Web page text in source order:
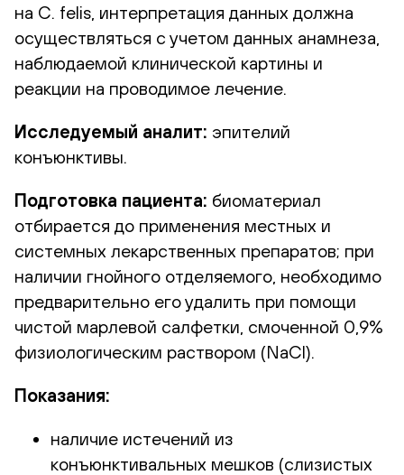
на C. felis, интерпретация данных должна
осуществляться с учетом данных анамнеза,
наблюдаемой клинической картины и
реакции на проводимое лечение.
Исследуемый аналит: эпителий
конъюнктивы.
Подготовка пациента: биоматериал
отбирается до применения местных и
системных лекарственных препаратов; при
наличии гнойного отделяемого, необходимо
предварительно его удалить при помощи
чистой марлевой салфетки, смоченной 0,9%
физиологическим раствором (NaCl).
Показания:
наличие истечений из
конъюнктивальных мешков (слизистых